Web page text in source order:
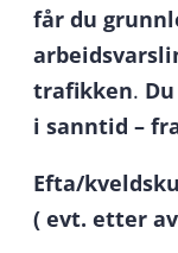
får du
trafikken.
i sanntid –
Efta/
( evt. etter